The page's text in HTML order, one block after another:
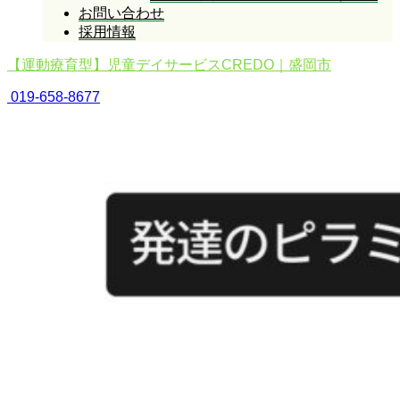
お問い合わせ
採用情報
【運動療育型】児童デイサービスCREDO｜盛岡市
019-658-8677